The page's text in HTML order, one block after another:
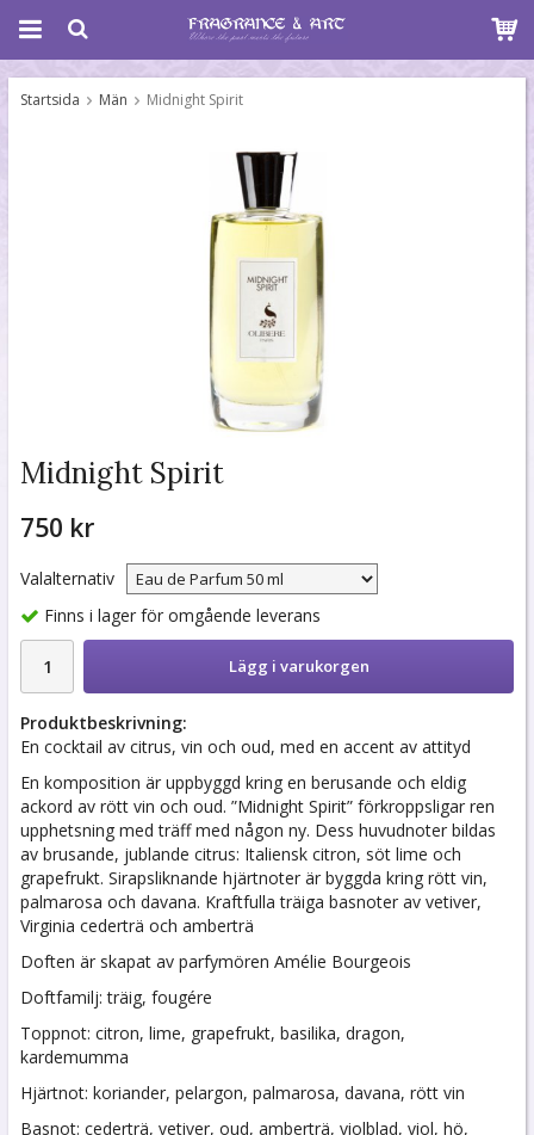
Startsida Män Midnight Spirit
Midnight Spirit
750 kr
Valalternativ
Finns i lager för omgående leverans
Lägg i varukorgen
Produktbeskrivning:
En cocktail av citrus, vin och oud, med en accent av attityd
En komposition är uppbyggd kring en berusande och eldig
ackord av rött vin och oud. ”Midnight Spirit” förkroppsligar ren
upphetsning med träff med någon ny. Dess huvudnoter bildas
av brusande, jublande citrus: Italiensk citron, söt lime och
grapefrukt. Sirapsliknande hjärtnoter är byggda kring rött vin,
palmarosa och davana. Kraftfulla träiga basnoter av vetiver,
Virginia cederträ och amberträ
Doften är skapat av parfymören Amélie Bourgeois
Doftfamilj: träig, fougére
Toppnot: citron, lime, grapefrukt, basilika, dragon,
kardemumma
Hjärtnot: koriander, pelargon, palmarosa, davana, rött vin
Basnot: cederträ, vetiver, oud, amberträ, violblad, viol, hö,